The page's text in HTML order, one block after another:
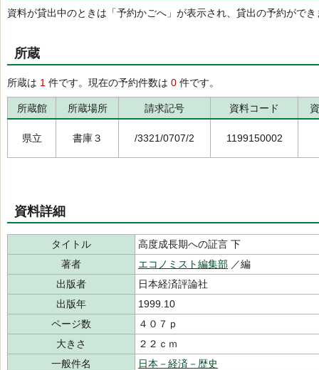
資料が貸出中のときは「予約かごへ」が表示され、貸出の予約ができ
所蔵
所蔵は 1 件です。現在の予約件数は 0 件です。
所蔵館 所蔵場所 請求記号 資料コード
県立 書庫３ /3321/0707/2 1199150002
資料詳細
タイトル
高度成長期への証言 下
著者
エコノミスト編集部 ／編
出版者
日本経済評論社
出版年
1999.10
ページ数
４０７ｐ
大きさ
２２ｃｍ
一般件名
日本－経済－歴史